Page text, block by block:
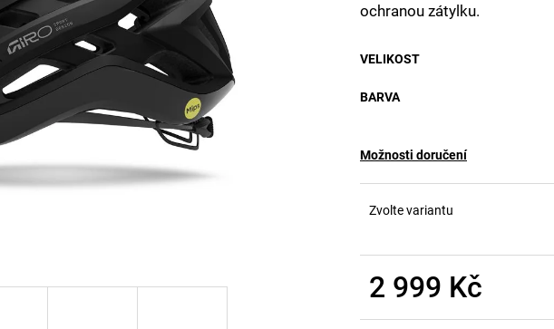
ochranou zátylku.
VELIKOST
BARVA
Možnosti doručení
Zvolte variantu
2 999 Kč